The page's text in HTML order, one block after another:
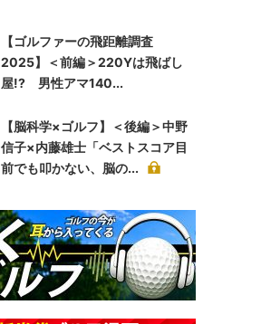
【ゴルファーの飛距離調査
2025】＜前編＞220Yは飛ばし
屋!? 男性アマ140...
【脳科学×ゴルフ】＜後編＞中野
信子×内藤雄士「ベストスコア目
前でも叩かない、脳の...